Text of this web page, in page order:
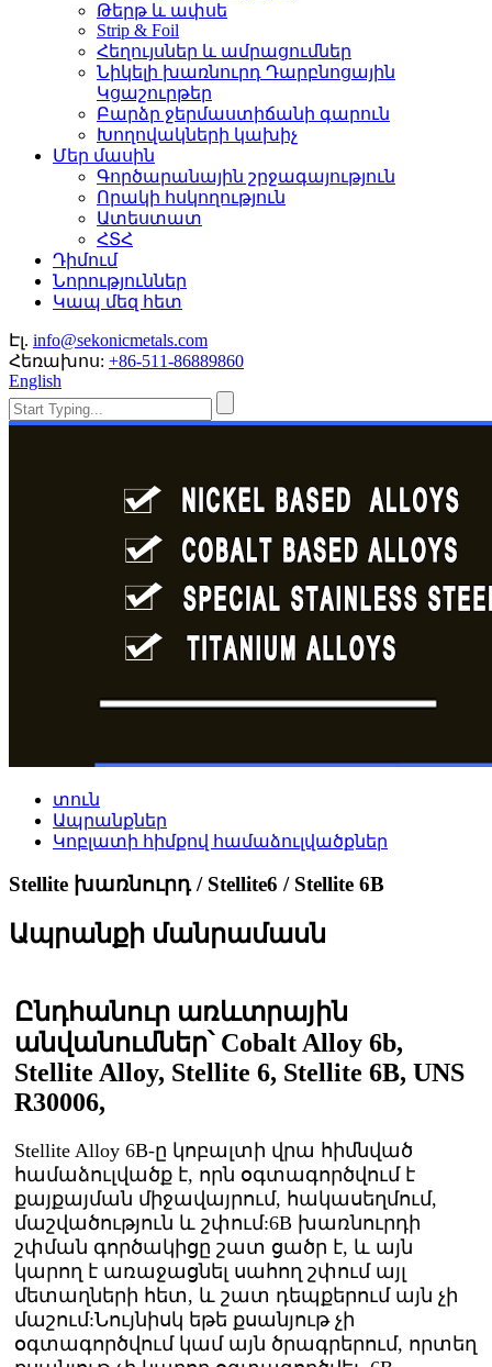
Թերթ և ափսե
Strip & Foil
Հեղույսներ և ամրացումներ
Նիկելի խառնուրդ Դարբնոցային
Կցաշուրթեր
Բարձր ջերմաստիճանի գարուն
Խողովակների կախիչ
Մեր մասին
Գործարանային շրջագայություն
Որակի հսկողություն
Ատեստատ
ՀՏՀ
Դիմում
Նորություններ
Կապ մեզ հետ
Էլ. info@sekonicmetals.com
Հեռախոս: +86-511-86889860
English
տուն
Ապրանքներ
Կոբլատի հիմքով համաձուլվածքներ
Stellite խառնուրդ / Stellite6 / Stellite 6B
Ապրանքի մանրամասն
Ընդհանուր առևտրային
անվանումներ՝ Cobalt Alloy 6b,
Stellite Alloy, Stellite 6, Stellite 6B, UNS
R30006,
Stellite Alloy 6B-ը կոբալտի վրա հիմնված
համաձուլվածք է, որն օգտագործվում է
քայքայման միջավայրում, հակասեղմում,
մաշվածություն և շփում:6B խառնուրդի
շփման գործակիցը շատ ցածր է, և այն
կարող է առաջացնել սահող շփում այլ
մետաղների հետ, և շատ դեպքերում այն ​​չի
մաշում:Նույնիսկ եթե քսանյութ չի
օգտագործվում կամ այն ​​ծրագրերում, որտեղ